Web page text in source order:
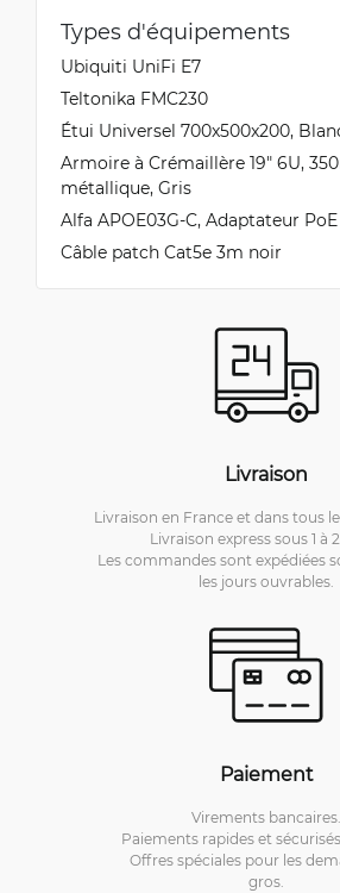
Types d'équipements
Ubiquiti UniFi E7
Teltonika FMC230
Étui Universel 700x500x200,
Armoire à Crémaillère 19" 6U,
métallique, Gris
Alfa APOE03G-C, Adaptateur
Câble patch Cat5e 3m noir
Livraison
Livraison en France et dans tous
Livraison express sous 1 à
Les commandes sont expédiées
les jours ouvrables.
Paiement
Virements bancaires.
Paiements rapides et
Offres spéciales pour les
gros.